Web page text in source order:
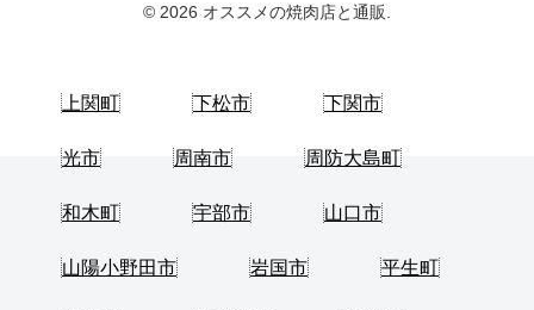
© 2026 オススメの焼肉店と通販.
上関町 下松市 下関市
光市 周南市 周防大島町
和木町 宇部市 山口市
山陽小野田市 岩国市 平生町